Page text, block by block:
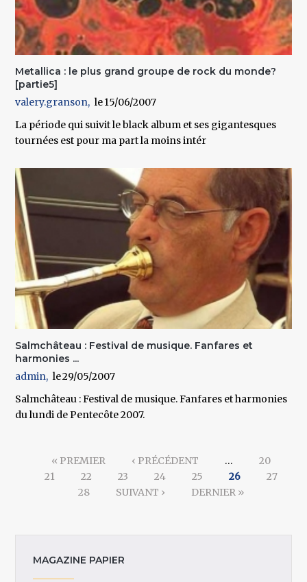
Metallica : le plus grand groupe de rock du monde?
[partie5]
valery.granson
15/06/2007
La période qui suivit le black album et ses gigantesques
tournées est pour ma part la moins intér
Salmchâteau : Festival de musique. Fanfares et
harmonies ...
admin
29/05/2007
Salmchâteau : Festival de musique. Fanfares et harmonies
du lundi de Pentecôte 2007.
« PREMIER ‹ PRÉCÉDENT …
20
21
22 23 24 25 26
27
28
SUIVANT › DERNIER »
MAGAZINE PAPIER